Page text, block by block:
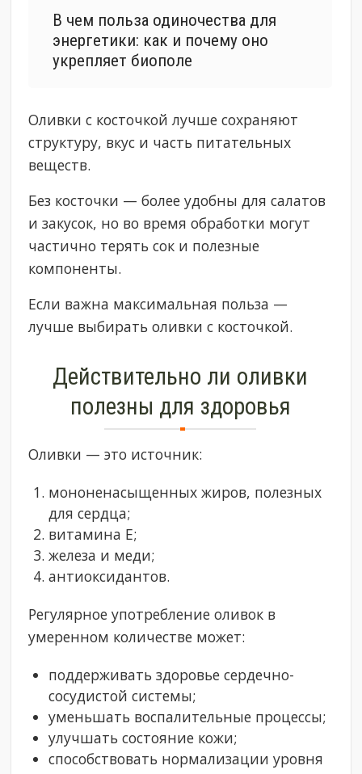
В чем польза одиночества для
энергетики: как и почему оно
укрепляет биополе
Оливки с косточкой лучше сохраняют
структуру, вкус и часть питательных
веществ.
Без косточки — более удобны для салатов
и закусок, но во время обработки могут
частично терять сок и полезные
компоненты.
Если важна максимальная польза —
лучше выбирать оливки с косточкой.
Действительно ли оливки
полезны для здоровья
Оливки — это источник:
мононенасыщенных жиров, полезных
для сердца;
витамина Е;
железа и меди;
антиоксидантов.
Регулярное употребление оливок в
умеренном количестве может:
поддерживать здоровье сердечно-
сосудистой системы;
уменьшать воспалительные процессы;
улучшать состояние кожи;
способствовать нормализации уровня